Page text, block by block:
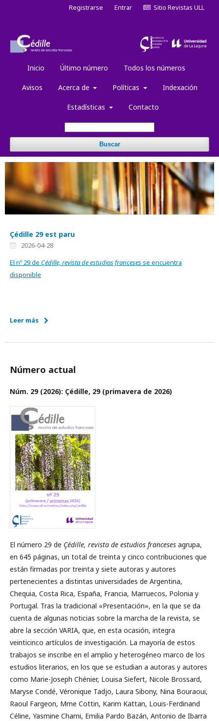
Inicio Último número Todos los números
Avisos Acerca de Políticas Indexación
Estadísticas Contacto
Buscar
Registrarse Entrar Sitio Revistas ULL
Çédille 29 est paru
2026-04-28
El nº 29 de Çédille, revista de estudios francesesse encuentra
disponible
Leer más
Número actual
Núm. 29 (2026): Çédille, 29 (primavera de 2026)
El número 29 de Çédille, revista de estudios franceses agrupa,
en 645 páginas, un total de treinta y cinco contribuciones que
están firmadas por treinta y siete autoras y autores
pertenecientes a distintas universidades de Argentina,
Chequia, Costa Rica, España, Francia, Marruecos, Polonia y
Portugal. Tras la tradicional «Presentación», en la que se da
cuenta de algunas noticias sobre la marcha de la revista, se
abre la sección VARIA, que, en esta ocasión, integra
veinticinco artículos de investigación. La mayoría de estos
trabajos se inscribe en el amplio y heterogéneo marco de los
estudios literarios, en los que se estudian a autoras y autores
como Marie-Joseph Chénier, Louisa Siefert, Nicole Brossard,
Maryse Condé, Véronique Tadjo, Laura Sibony, Nina Bouraoui,
Raoul Fargeon, Mme Cottin, Karim Kattan, Louis-Ferdinand
Céline, Yasmine Chami, Emilia Pardo Bazán, Antonio de Ibarra